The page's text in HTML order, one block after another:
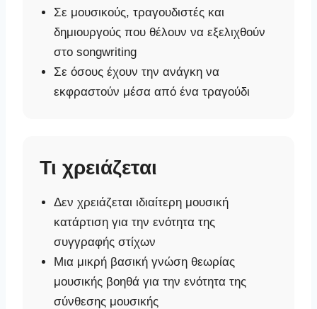
Σε μουσικούς, τραγουδιστές και
δημιουργούς που θέλουν να εξελιχθούν
στο songwriting
Σε όσους έχουν την ανάγκη να
εκφραστούν μέσα από ένα τραγούδι
Τι χρειάζεται
Δεν χρειάζεται ιδιαίτερη μουσική
κατάρτιση για την ενότητα της
συγγραφής στίχων
Μια μικρή βασική γνώση θεωρίας
μουσικής βοηθά για την ενότητα της
σύνθεσης μουσικής